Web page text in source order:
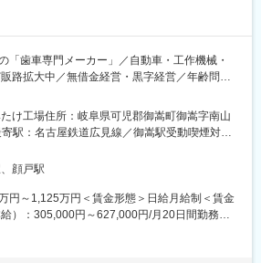
売実績共に業界トップクラスの会社です。
つお任せします。
営陣直下で全社経理の取りまとめをご担当頂
印刷機で世界トップクラスのシェアを誇ってい
は何でも印刷できるというスクリーン印刷は
パネなどの工業印刷分野や化粧品パッケージな
現する商業印刷で広く活躍しています。サク
「歯車専門メーカー」／自動車・工作機械・
路拡大中／無借金経営・黒字経営／年齢問わ
がる・止まることに必要不可欠な重要パーツ、
ら製品まで手掛ける一貫メーカーの当社に
フラを支える電気主任技術者として、受変電
場施設更新および省資源活動の推進などをお
け工場住所：岐阜県可児郡御嵩町御嵩字南山
駅：名古屋鉄道広見線／御嵩駅受動喫煙対
更の範囲：会社の定める事業所
顔戸駅
円～1,125万円＜賃金形態＞日給月給制＜賃金
）：305,000円～627,000円/月20日間勤務想